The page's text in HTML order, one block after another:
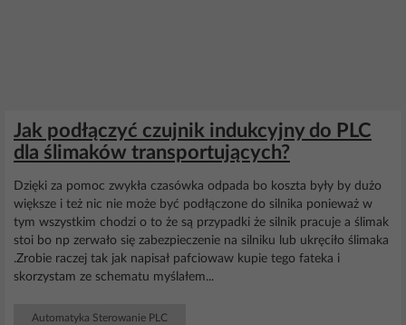
Jak podłączyć czujnik indukcyjny do PLC
dla ślimaków transportujących?
Dzięki za pomoc zwykła czasówka odpada bo koszta były by dużo
większe i też nic nie może być podłączone do silnika ponieważ w
tym wszystkim chodzi o to że są przypadki że silnik pracuje a ślimak
stoi bo np zerwało się zabezpieczenie na silniku lub ukręciło ślimaka
.Zrobie raczej tak jak napisał pafciowaw kupie tego fateka i
skorzystam ze schematu myślałem...
Automatyka Sterowanie PLC